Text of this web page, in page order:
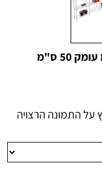
על התמונה הרצויה